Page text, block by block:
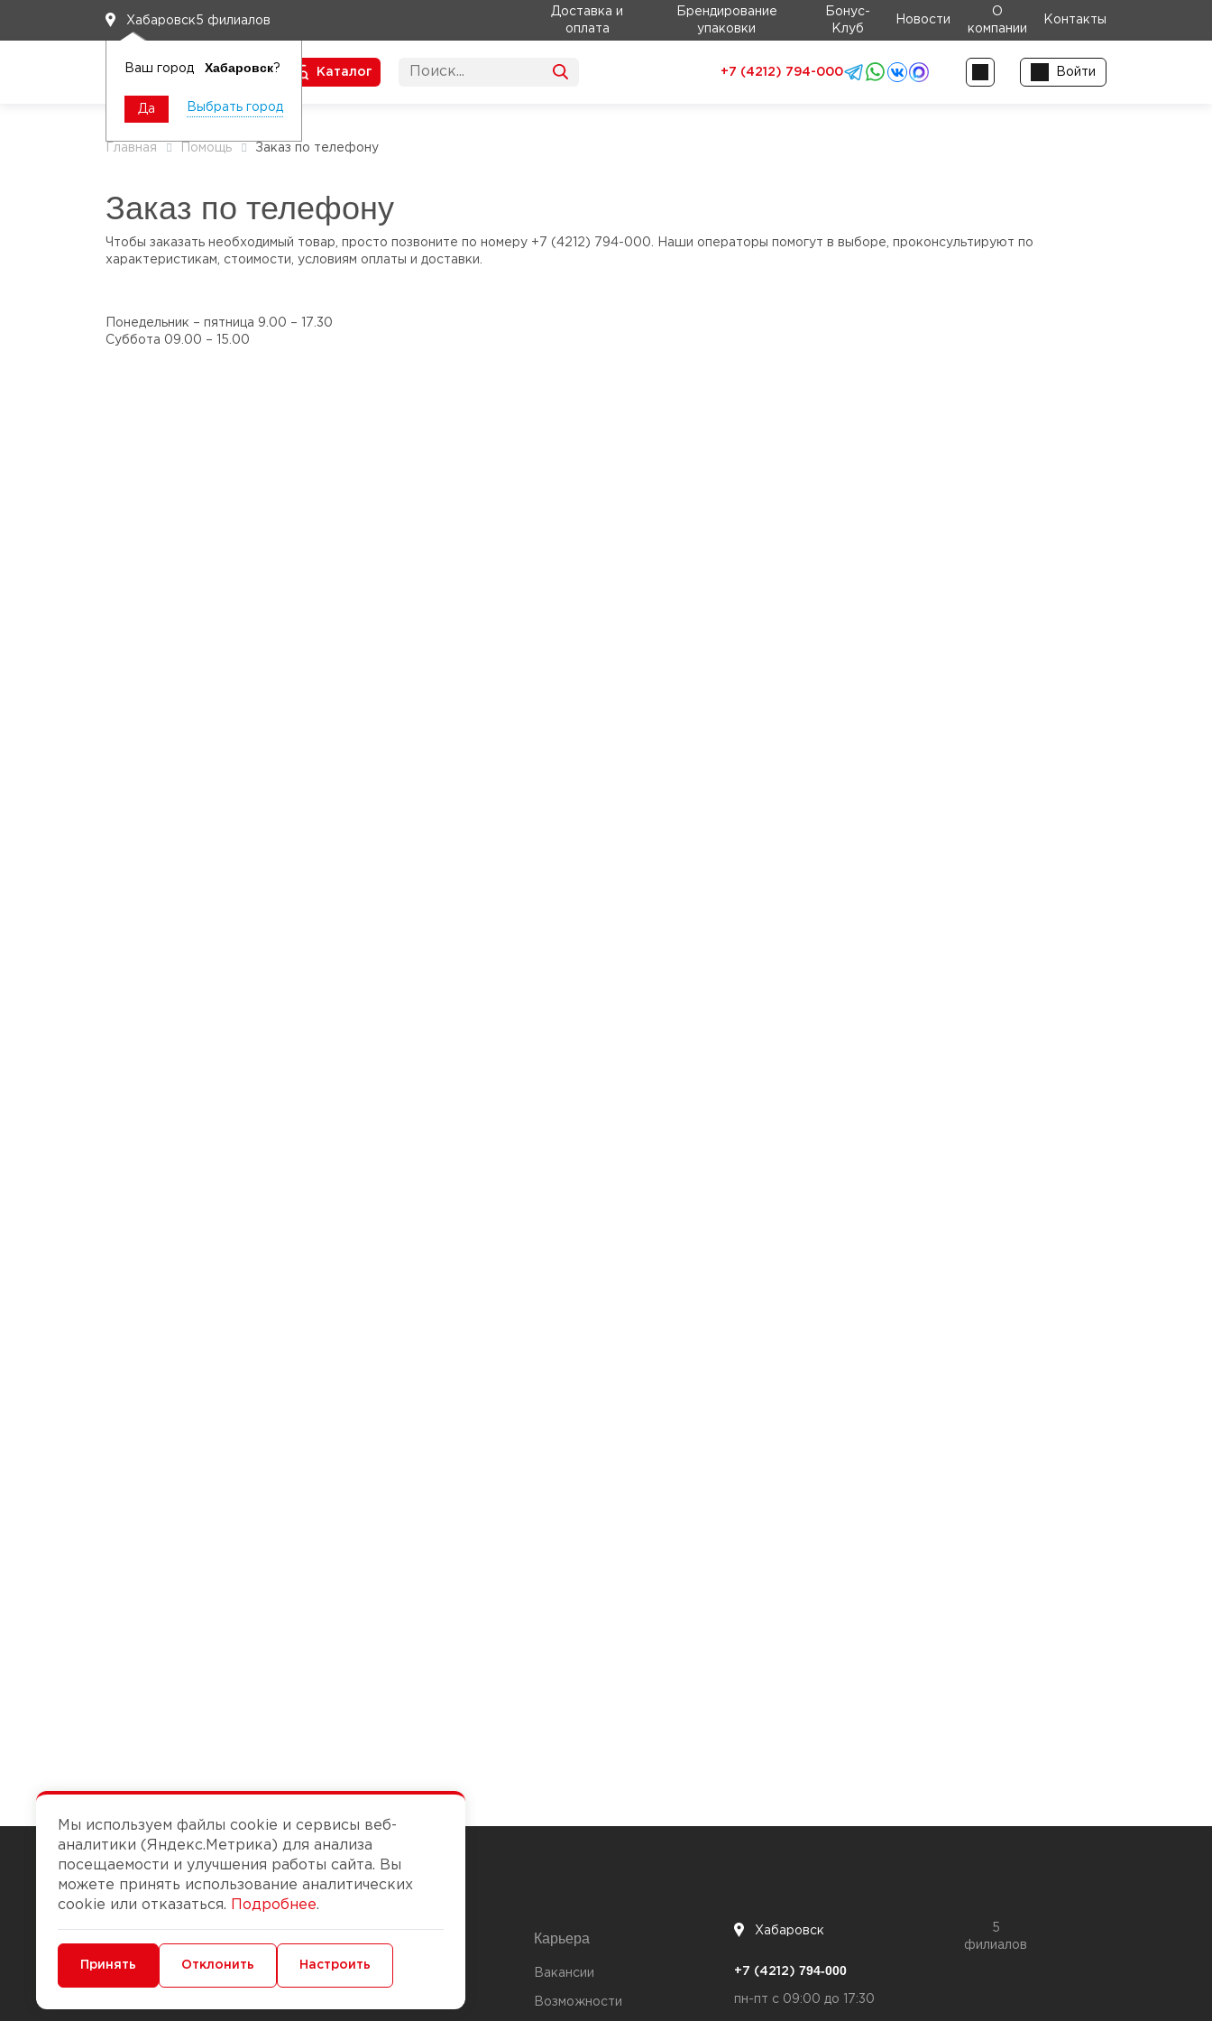
Хабаровск5 филиалов
Ваш город Хабаровск?
Да Выбрать город
Доставка и
оплата
Брендирование
упаковки
Бонус-
Клуб
Новости
О
компании
Контакты
Каталог +7 (4212) 794-000 Войти
Главная Помощь Заказ по телефону
Заказ по телефону
Чтобы заказать необходимый товар, просто позвоните по номеру +7 (4212) 794-000. Наши операторы помогут в выборе, проконсультируют по
характеристикам, стоимости, условиям оплаты и доставки.
Понедельник – пятница 9.00 – 17.30
Суббота 09.00 – 15.00
Чтобы вам легко работалось
Доставка и оплата
Карьера
Вакансии
Возможности
Хабаровск
5
филиалов
+7 (4212) 794-000
пн-пт с 09:00 до 17:30
Мы используем файлы cookie и сервисы веб-
аналитики (Яндекс.Метрика) для анализа
посещаемости и улучшения работы сайта. Вы
можете принять использование аналитических
cookie или отказаться.
Подробнее.
Минимальные Функциональные/Аналитические
Принять Отклонить Настроить